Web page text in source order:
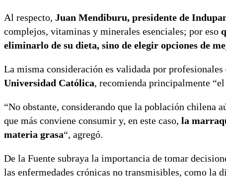
Al respecto, Juan Mendiburu, presidente de
complejos, vitaminas y minerales esenciales; por eso
eliminarlo de su dieta, sino de elegir opciones de
La misma consideración es validada por profesionales
Universidad Católica, recomienda principalmente
“No obstante, considerando que la población chilena
que más conviene consumir y, en este caso, la
materia grasa“, agregó.
De la Fuente subraya la importancia de tomar
las enfermedades crónicas no transmisibles, como la